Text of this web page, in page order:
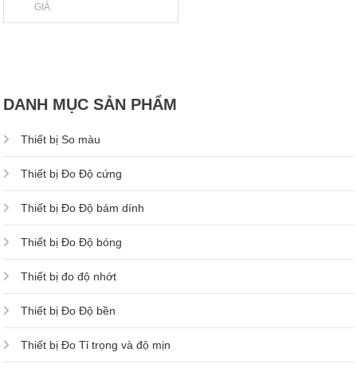
GIÁ
DANH MỤC SẢN PHẨM
Thiết bị So màu
Thiết bị Đo Độ cứng
Thiết bị Đo Độ bám dính
Thiết bị Đo Độ bóng
Thiết bị đo độ nhớt
Thiết bị Đo Độ bền
Thiết bị Đo Tỉ trọng và độ mịn